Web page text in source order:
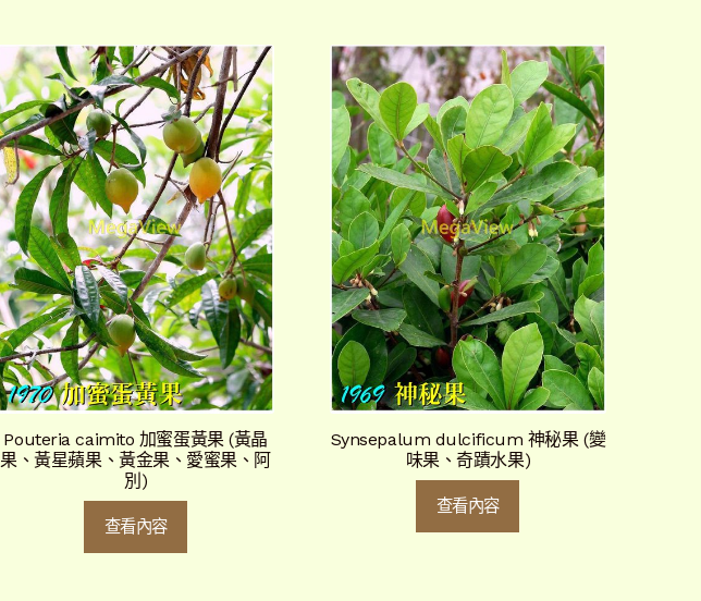
Pouteria caimito 加蜜蛋黃果 (黃晶
果、黃星蘋果、黃金果、愛蜜果、阿
別)
查看內容
Synsepalum dulcificum 神秘果 (變
味果、奇蹟水果)
查看內容